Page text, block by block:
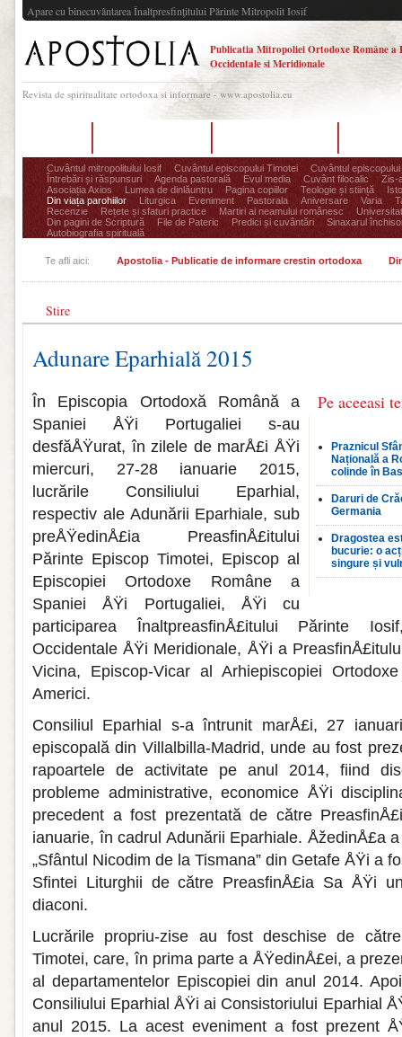
Apare cu binecuvântarea Înaltpresfinţitului Părinte Mitropolit Iosif
Publicatia Mitropoliei Ortodoxe Române a
Occidentale si Meridionale
Revista de spiritualitate ortodoxa si informare - www.apostolia.eu
Cuvântul mitropolitului Iosif Cuvântul episcopului Timotei
Cuvântul episcopului
Întrebări și răspunsuri
Agenda pastorală Evul media Cuvânt filocalic
Zis-
Asociația Axios
Lumea de dinlăuntru Pagina copiilor Teologie și stiință
Din viața parohiilor
Liturgica Eveniment Pastorala Aniversare Varia
Recenzie
Rețete și sfaturi practice Martiri ai neamului românesc
Din pagini de Scriptură
File de Pateric Predici și cuvântări
Sinaxarul
Autobiografia spirituală
Te afli aici: Apostolia - Publicatie de informare crestin ortodoxa
Stire
Adunare Eparhială 2015
Pe aceeasi
Praznicul
Națională a
colinde în
Daruri de
Germania
Dragostea
bucurie: o
singure și
În Episcopia Ortodoxă Română a
Spaniei ÅŸi Portugaliei s-au
desfăÅŸurat, în zile­le de marÅ£i ÅŸi
miercuri, 27-28 ianuarie 2015,
lucrările Consiliului Eparhial,
respectiv ale Adunării Eparhiale, sub
preÅŸedinÅ£ia PreasfinÅ£itului
Părinte Episcop Timotei, Episcop al
Episcopiei Ortodoxe Române a
Spaniei ÅŸi Portugaliei, ÅŸi cu
participarea ÎnaltpreasfinÅ£itului Părinte
Occidentale ÅŸi Meri­dionale, ÅŸi a
Vicina, Episcop-Vicar al Arhiepi­scopiei
Americi.
Consiliul Eparhial s-a întrunit marÅ£i, 27
episcopală din Villalbilla-Madrid, unde au fost
rapoartele de activitate pe anul 2014, fiind
probleme administrative, economice ÅŸi
precedent a fost prezentată de către
ianuarie, în cadrul Adunării Eparhiale. ÅžedinÅ£a
„Sfântul Nicodim de la Tismana” din Getafe ÅŸi a
Sfintei Liturghii de către PreasfinÅ£ia Sa ÅŸi
diaconi.
Lucrările propriu-zise au fost deschise de
Timotei, care, în prima parte a ÅŸedinÅ£ei, a
al departamentelor Episcopiei din anul 2014.
Consiliului Eparhial ÅŸi ai Consistoriului Eparhial
anul 2015. La acest eveniment a fost prezent